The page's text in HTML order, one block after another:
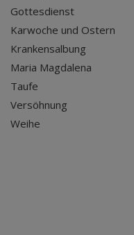
Gottesdienst
Karwoche und Ostern
Krankensalbung
Maria Magdalena
Taufe
Versöhnung
Weihe